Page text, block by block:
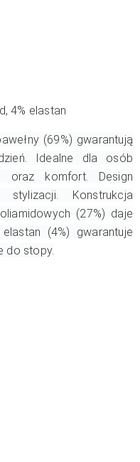
4% elastan
(69%) gwarantują
Idealne dla osób
oraz komfort. Design
Konstrukcja
(27%) daje
(4%) gwarantuje
do stopy.